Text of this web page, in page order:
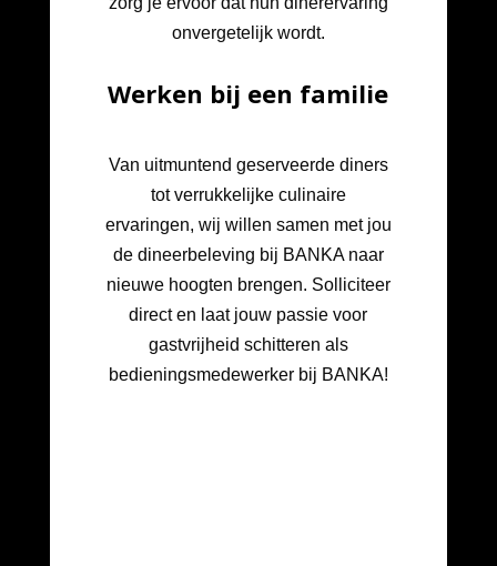
onvergetelijk wordt.
Werken bij een familie
Van uitmuntend geserveerde diners
tot verrukkelijke culinaire
ervaringen, wij willen samen met jou
de dineerbeleving bij BANKA naar
nieuwe hoogten brengen. Solliciteer
direct en laat jouw passie voor
gastvrijheid schitteren als
bedieningsmedewerker bij BANKA!